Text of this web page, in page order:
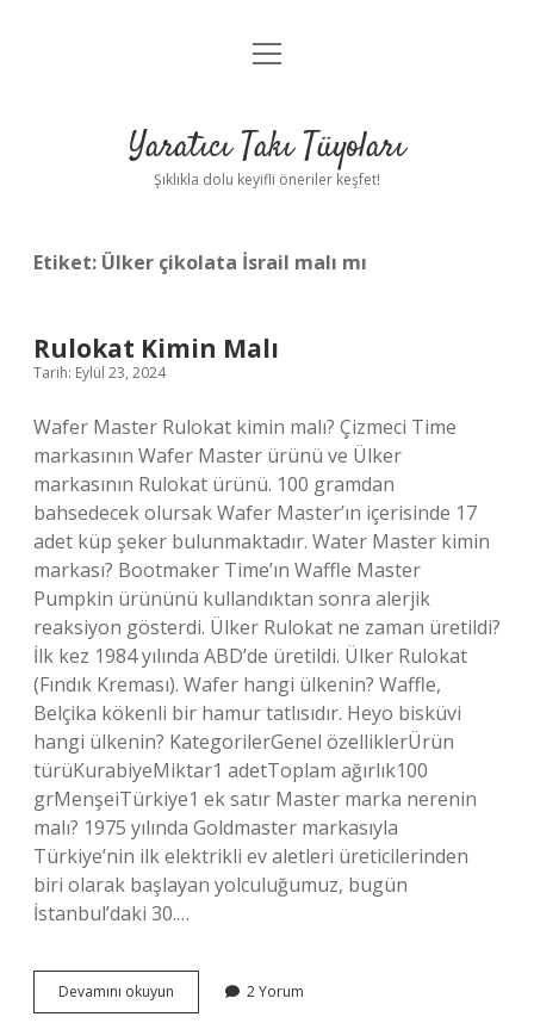
Anasayfa
Yasal Uyarı
menüyü
Yaratıcı Takı Tüyoları
Şıklıkla dolu keyifli öneriler keşfet!
Etiket: Ülker çikolata İsrail malı mı
Rulokat Kimin Malı
Tarih: Eylül 23, 2024
Wafer Master Rulokat kimin malı? Çizmeci Time
markasının Wafer Master ürünü ve Ülker
markasının Rulokat ürünü. 100 gramdan
bahsedecek olursak Wafer Master’ın içerisinde 17
adet küp şeker bulunmaktadır. Water Master kimin
markası? Bootmaker Time’ın Waffle Master
Pumpkin ürününü kullandıktan sonra alerjik
reaksiyon gösterdi. Ülker Rulokat ne zaman üretildi?
İlk kez 1984 yılında ABD’de üretildi. Ülker Rulokat
(Fındık Kreması). Wafer hangi ülkenin? Waffle,
Belçika kökenli bir hamur tatlısıdır. Heyo bisküvi
hangi ülkenin? KategorilerGenel özelliklerÜrün
türüKurabiyeMiktar1 adetToplam ağırlık100
grMenşeiTürkiye1 ek satır Master marka nerenin
malı? 1975 yılında Goldmaster markasıyla
Türkiye’nin ilk elektrikli ev aletleri üreticilerinden
biri olarak başlayan yolculuğumuz, bugün
İstanbul’daki 30.…
Devamını okuyun
Kimin
2 Yorum